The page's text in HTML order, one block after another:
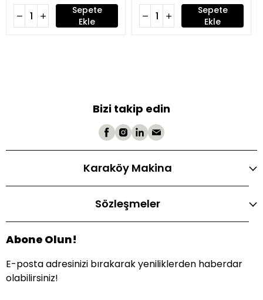
Sepete
Ekle
Sepete
Ekle
Bizi takip edin
Karaköy Makina
Sözleşmeler
Abone Olun!
E-posta adresinizi bırakarak yeniliklerden haberdar
olabilirsiniz!